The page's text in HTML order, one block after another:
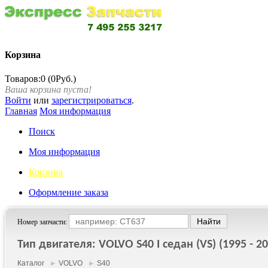
Корзина
Товаров:0 (0Руб.)
Ваша корзина пуста!
Войти или зарегистрироваться.
Главная Моя информация
Поиск
Моя информация
Корзина
Оформление заказа
Номер запчасти:
Тип двигателя: VOLVO S40 I седан (VS) (1995 -
Каталог ► VOLVO ► S40